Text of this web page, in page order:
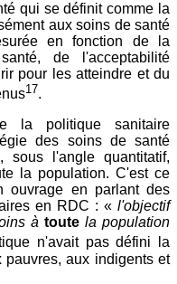
qui se définit comme la
aux soins de santé
en fonction de la
de l'acceptabilité
pour les atteindre et du
17.
la politique sanitaire
des soins de santé
sous l'angle quantitatif,
la population. C'est ce
ouvrage en parlant des
en RDC : « l'objectif
à toutela population
n'avait pas défini la
aux indigents et